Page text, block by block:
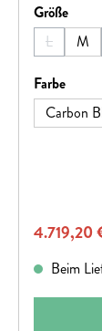
WorldTour-
sich
geändert
Größe
L
(Diese
M
Farbe
Carbon
4.719,20
Beim